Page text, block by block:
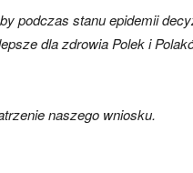
podczas stanu epidemii
dla zdrowia Polek i
naszego wniosku.